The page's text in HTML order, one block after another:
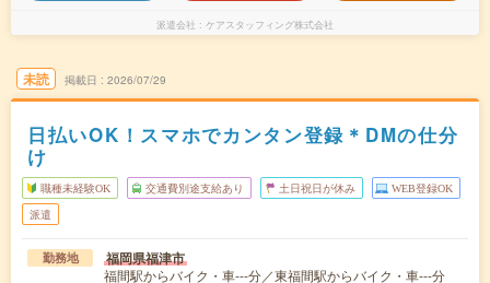
派遣会社 ケアスタッフィング株式会社
未読 掲載日 2026/07/29
日払いOK！スマホでカンタン登録＊DMの仕分
け
職種未経験OK 交通費別途支給あり 土日祝日が休み WEB登録OK
派遣
勤務地 福岡県福津市
福間駅からバイク・車---分／東福間駅からバイク・車---分